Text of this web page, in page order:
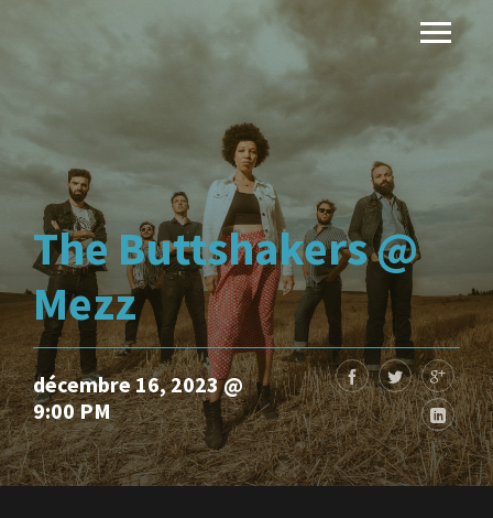
The Buttshakers @
Mezz
décembre 16, 2023 @
9:00 PM